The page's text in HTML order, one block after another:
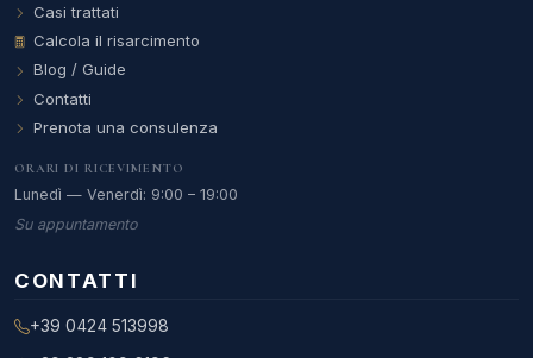
Casi trattati
Calcola il risarcimento
Blog / Guide
Contatti
Prenota una consulenza
ORARI DI RICEVIMENTO
Lunedì — Venerdì: 9:00 – 19:00
Su appuntamento
CONTATTI
+39 0424 513998